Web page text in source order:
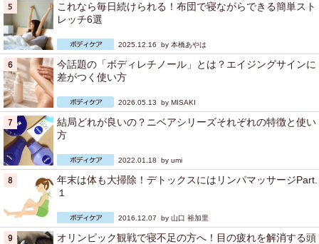
これなら毎日続けられる！布団で寝ながらできる簡単スト
レッチ6選
2025.12.16 by 本橋あやは
今話題の「ボディレチノール」とは？エイジングサインに
差がつく使い方
2026.05.13 by MISAKI
結局どれが良いの？ニベアシリーズそれぞれの特徴と使い
方
2022.01.18 by umi
年末は体も大掃除！デトックスにはリンパマッサージPart.
１
2016.12.07 by 山口 裕加里
オリンピック観戦で寝不足の方へ！目の疲れを解消する頭